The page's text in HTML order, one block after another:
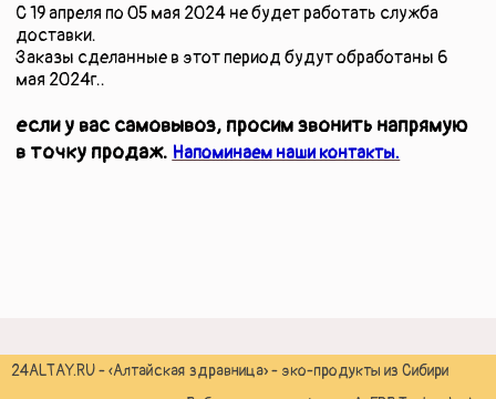
С 19 апреля по 05 мая 2024 не будет работать служба
доставки.
Заказы сделанные в этот период будут обработаны 6
мая 2024г..
если у вас самовывоз, просим звонить напрямую
в точку продаж. Напоминаем наши контакты.
24ALTAY.RU - «Алтайская здравница» - эко-продукты из Сибири